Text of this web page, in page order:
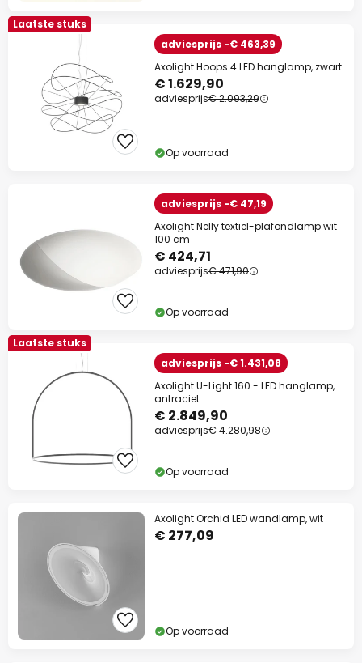
Laatste stuks
adviesprijs -€ 463,39
Axolight Hoops 4 LED hanglamp, zwart
€ 1.629,90
adviesprijs€ 2.093,29
Op voorraad
adviesprijs -€ 47,19
Axolight Nelly textiel-plafondlamp wit
100 cm
€ 424,71
adviesprijs€ 471,90
Op voorraad
Laatste stuks
adviesprijs -€ 1.431,08
Axolight U-Light 160 - LED hanglamp,
antraciet
€ 2.849,90
adviesprijs€ 4.280,98
Op voorraad
Axolight Orchid LED wandlamp, wit
€ 277,09
Op voorraad